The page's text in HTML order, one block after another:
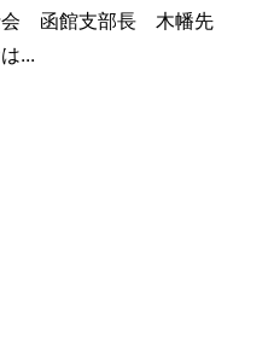
会 函館支部長 木幡先
...